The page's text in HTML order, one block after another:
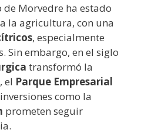
de Morvedre ha estado
la agricultura, con una
, especialmente
Sin embargo, en el siglo
transformó la
el Parque Empresarial
como la
prometen seguir